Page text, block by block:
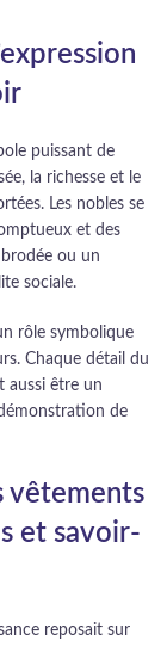
puissant de
la richesse et le
Les nobles se
et des
ou un
sociale.
rôle symbolique
Chaque détail du
aussi être un
de
vêtements
et savoir-
reposait sur